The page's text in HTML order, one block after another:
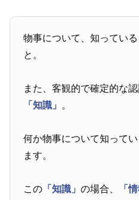
物事について、知ってい
と。
また、客観的で確定的な
「知識」 。
何か物事について知って
ます。
この 「知識」の場合、 「